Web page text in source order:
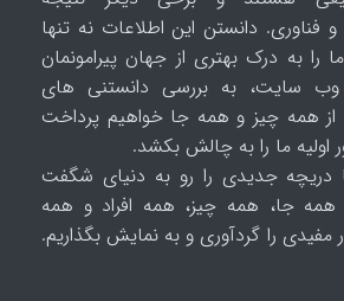
دانستن این اطلاعات نه تنها
به درک بهتری از جهان پیرامونمان
وب سایت، به بررسی دانستنی های
از همه چیز و همه جا خواهیم پرداخت
ما را به چالش بکشد.
دریچه جدیدی را رو به دنیای شگفت
همه جا، همه چیز، همه افراد و همه
را گردآوری و به نمایش بگذاریم.